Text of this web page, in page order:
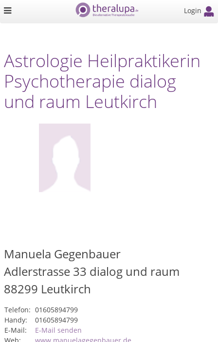
Login
Astrologie Heilpraktikerin
Psychotherapie dialog
und raum Leutkirch
Manuela Gegenbauer
Adlerstrasse 33 dialog und raum
88299 Leutkirch
Telefon: 01605894799
Handy:
01605894799
E-Mail:
E-Mail senden